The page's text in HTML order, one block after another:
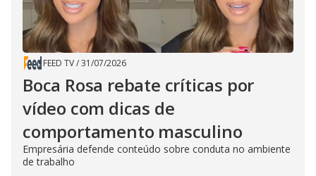
FEED TV/31/07/2026
Boca Rosa rebate críticas por
vídeo com dicas de
comportamento masculino
Empresária defende conteúdo sobre conduta no ambiente
de trabalho